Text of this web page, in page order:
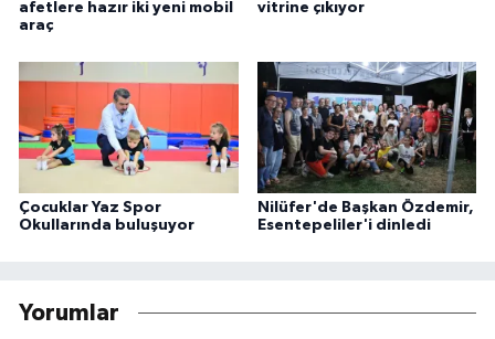
afetlere hazır iki yeni mobil
araç
vitrine çıkıyor
Çocuklar Yaz Spor
Okullarında buluşuyor
Nilüfer'de Başkan Özdemir,
Esentepeliler'i dinledi
Yorumlar